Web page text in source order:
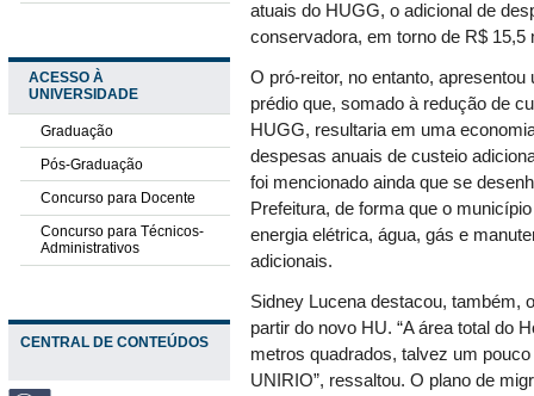
ACESSO À
UNIVERSIDADE
Graduação
Pós-Graduação
Concurso para Docente
Concurso para Técnicos-
Administrativos
CENTRAL DE CONTEÚDOS
atuais do HUGG, o adicional de
conservadora, em torno de R$ 15,5
O pró-reitor, no entanto,
prédio que, somado à redução de
HUGG, resultaria em uma
despesas anuais de custeio
foi mencionado ainda que se
Prefeitura, de forma que o
energia elétrica, água, gás e
adicionais.
Sidney Lucena destacou, também,
partir do novo HU. “A área total do
metros quadrados, talvez um
UNIRIO”, ressaltou. O plano de